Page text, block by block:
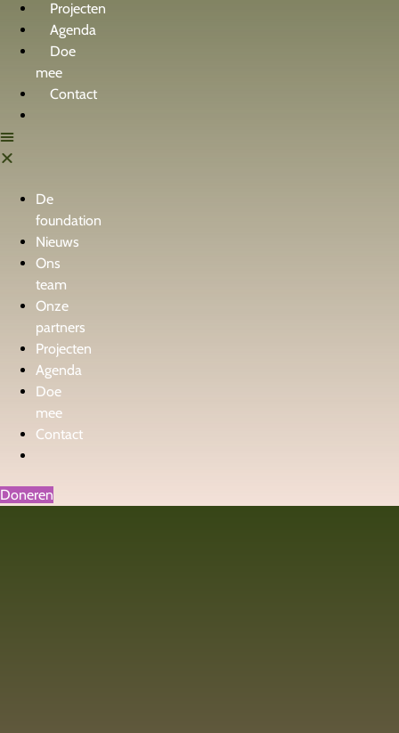
Projecten
Agenda
Doe
mee
Contact
De
foundation
Nieuws
Ons
team
Onze
partners
Projecten
Agenda
Doe
mee
Contact
Doneren